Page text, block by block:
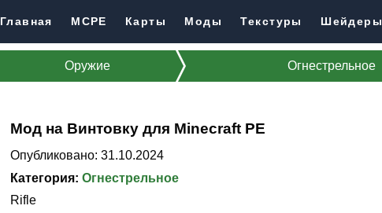
Главная MCPE Карты Моды Текстуры Шейдеры
Оружие Огнестрельное
Мод на Винтовку для Minecraft PE
Опубликовано: 31.10.2024
Категория:Огнестрельное
Rifle